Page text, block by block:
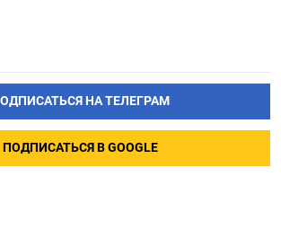
НА ТЕЛЕГРАМ
ПОДПИСАТЬСЯ В GOOGLE